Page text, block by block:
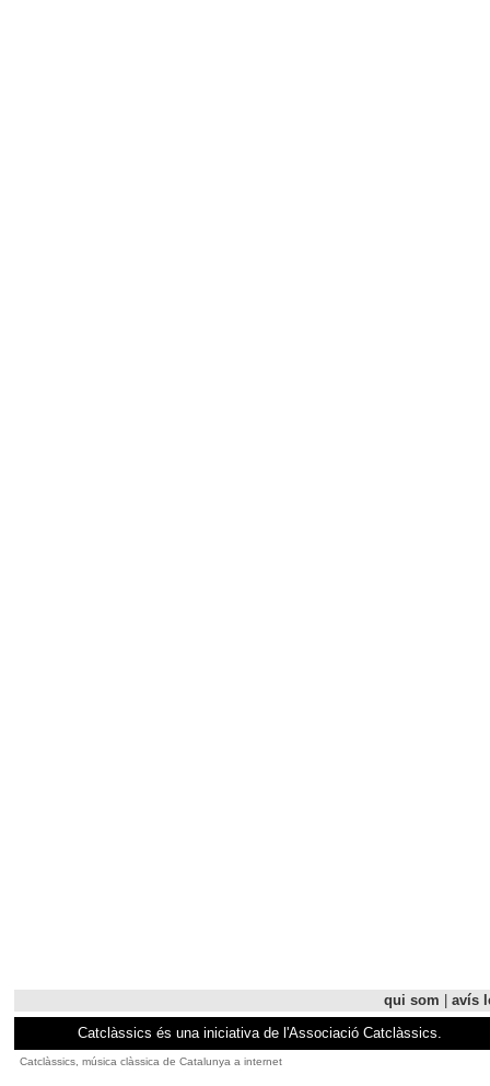
qui som
avís
Catclàssics és una iniciativa de l'Associació Catclàssics.
Catclàssics, música clàssica de Catalunya a internet